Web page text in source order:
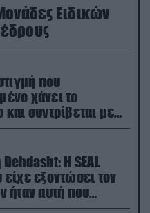
Ειδικών
που
χάνει το
συντρίβεται με
(βίντεο)
Dehdasht: Η SEAL
εξοντώσει τον
ήταν αυτή που
πιλότο του F-15